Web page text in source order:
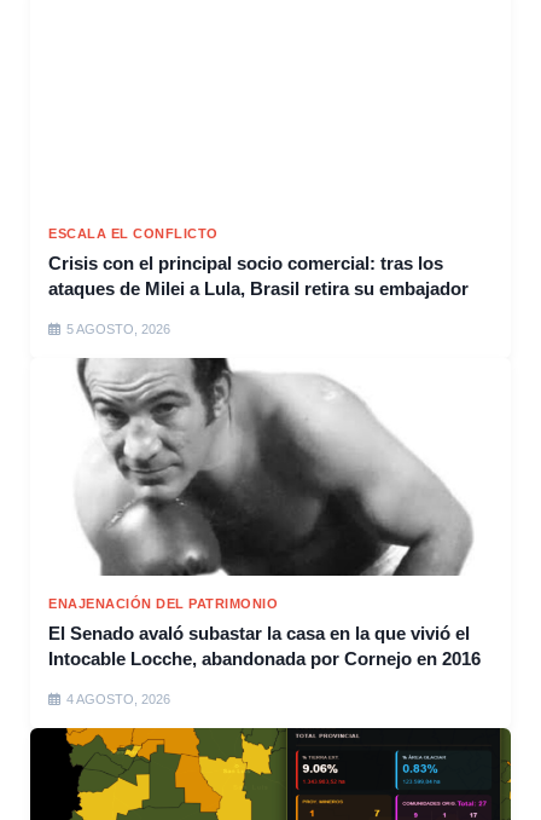
ESCALA EL CONFLICTO
Crisis con el principal socio comercial: tras los
ataques de Milei a Lula, Brasil retira su embajador
5 AGOSTO, 2026
ENAJENACIÓN DEL PATRIMONIO
El Senado avaló subastar la casa en la que vivió el
Intocable Locche, abandonada por Cornejo en 2016
4 AGOSTO, 2026